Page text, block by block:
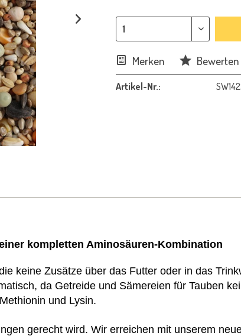
Merken Bewerten
Artikel-Nr.:
kompletten Aminosäuren-Kombination
keine Zusätze über das Futter oder in das
da Getreide und Sämereien für Tauben
und Lysin.
gerecht wird. Wir erreichen mit unserem